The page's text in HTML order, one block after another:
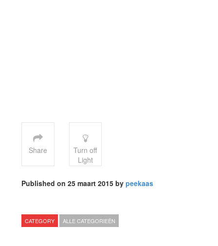
Share
Turn off
Light
Published on 25 maart 2015 by peekaas
CATEGORY ALLE CATEGORIEËN